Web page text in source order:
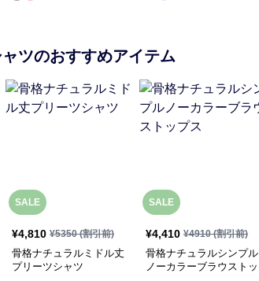
ャツのおすすめアイテム
SALE
¥4,810 ¥5350(割引前)
骨格ナチュラルミドル丈
プリーツシャツ
SALE
¥4,410 ¥4910(割引前)
骨格ナチュラルシンプル
ノーカラーブラウストッ